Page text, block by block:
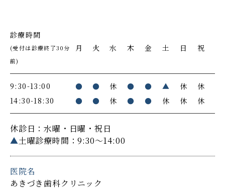
診療時間
(受付は診療終了30分
前)
月 火 水 木 金 土 日 祝
9:30-13:00 ● ● 休 ● ● ▲ 休
休
14:30-18:30
● ● 休 ● ● 休 休 休
休診日：水曜・日曜・祝日
▲土曜診療時間：9:30～14:00
医院名
あきづき歯科クリニック